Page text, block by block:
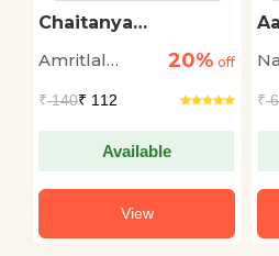
Chaitanya
Amritlal
20% off
₹140₹ 112
Available
View
₹